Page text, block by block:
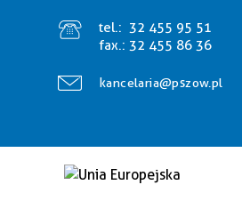
tel.: 32 455 95 51
fax.: 32 455 86 36
kancelaria@pszow.pl